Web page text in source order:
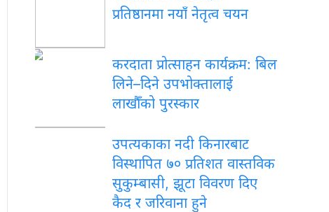
प्रतिष्ठानमा नयाँ नेतृत्व चयन
करदाता प्रोत्साहन कार्यक्रम: बिल
लिने–दिने उपभोक्तालाई
लाखौँको पुरस्कार
उपत्यकाका नदी किनारबाट
विस्थापित ७० प्रतिशत वास्तविक
सुकुम्बासी, झूटा विवरण दिए
कैद र जरिवाना हुने